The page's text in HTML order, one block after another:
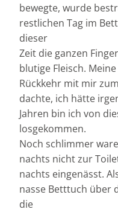
bewegte, wurde
restlichen Tag im
dieser
Zeit die ganzen
blutige Fleisch.
Rückkehr mit mir
dachte, ich hätte
Jahren bin ich von
losgekommen.
Noch schlimmer
nachts nicht zur
nachts eingenässt.
nasse Betttuch über
die